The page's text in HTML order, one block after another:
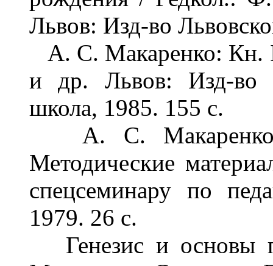
Львов: Изд-во
А. С. Макаренко: Кн.
и др. Львов: Изд-во
школа, 1985. 155 с.
А. С. Макаренко о
Методические
спецсеминару по
1979. 26 с.
Генезис и основы